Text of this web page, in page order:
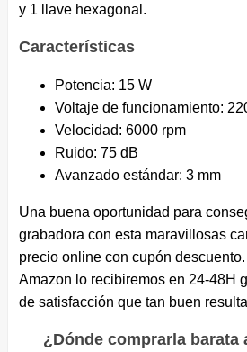
y 1 llave hexagonal.
Características
Potencia: 15 W
Voltaje de funcionamiento:
Velocidad: 6000 rpm
Ruido: 75 dB
Avanzado estándar: 3 mm
Una buena oportunidad para
grabadora con esta maravillosas
precio online con cupón
Amazon lo recibiremos en 24-48H
de satisfacción que tan buen
¿Dónde comprarla barata